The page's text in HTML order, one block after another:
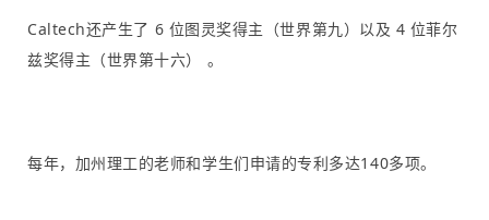
Caltech还产生了 6 位图灵奖得主（世界第九）以及 4 位菲尔
兹奖得主（世界第十六） 。
每年，加州理工的老师和学生们申请的专利多达140多项。